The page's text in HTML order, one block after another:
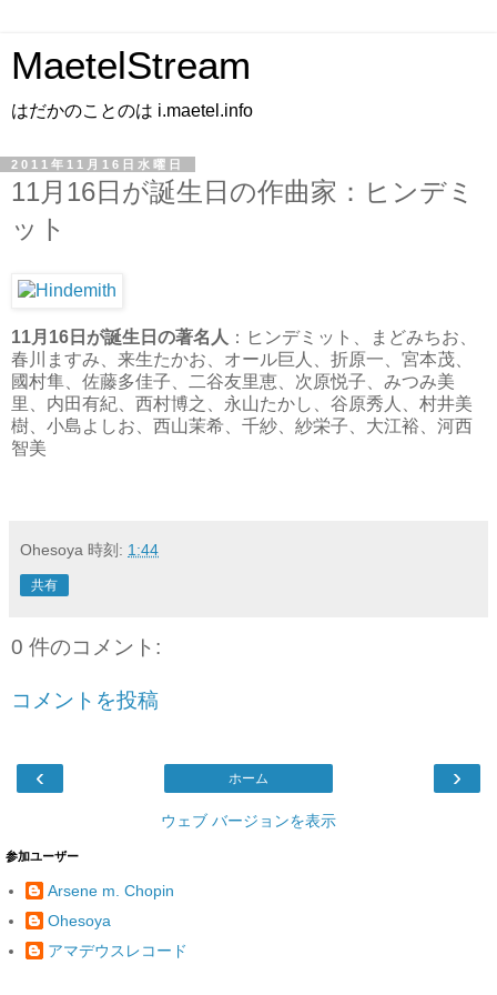
MaetelStream
はだかのことのは i.maetel.info
2011年11月16日水曜日
11月16日が誕生日の作曲家：ヒンデミ
ット
11月16日が誕生日の著名人 ：ヒンデミット、まどみちお、
春川ますみ、来生たかお、オール巨人、折原一、宮本茂、
國村隼、佐藤多佳子、二谷友里恵、次原悦子、みつみ美
里、内田有紀、西村博之、永山たかし、谷原秀人、村井美
樹、小島よしお、西山茉希、千紗、紗栄子、大江裕、河西
智美
Ohesoya 時刻: 1:44
共有
0 件のコメント:
コメントを投稿
‹ ›
ホーム
ウェブ バージョンを表示
参加ユーザー
Arsene m. Chopin
Ohesoya
アマデウスレコード